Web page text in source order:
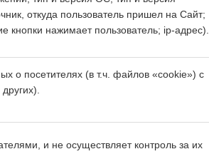
откуда пользователь пришел на Сайт;
кнопки нажимает пользователь; ip-адрес).
о посетителях (в т.ч. файлов «cookie») с
и не осуществляет контроль за их